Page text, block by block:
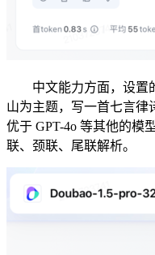
中文能力方面，设置
山为主题，写一首七言律
优于 GPT-4o 等其他的模
联、颈联、尾联解析。